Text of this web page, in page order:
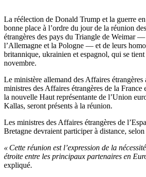
La réélection de Donald Trump et la guerre
bonne place à l’ordre du jour de la réunion
étrangères des pays du Triangle de Weimar
l’Allemagne et la Pologne — et de leurs
britannique, ukrainien et espagnol, qui se
novembre.
Le ministère allemand des Affaires étrangères
ministres des Affaires étrangères de la France
la nouvelle Haut représentante de l’Union
Kallas, seront présents à la réunion.
Les ministres des Affaires étrangères de
Bretagne devraient participer à distance,
« Cette réunion est l’expression de la
étroite entre les principaux partenaires en
expliqué.